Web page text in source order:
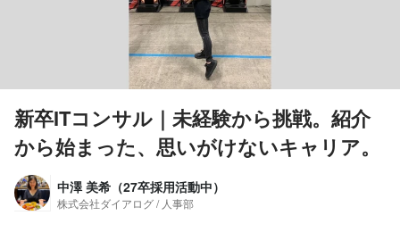
新卒ITコンサル｜未経験から挑戦。紹介
から始まった、思いがけないキャリア。
中澤 美希（27卒採用活動中）
株式会社ダイアログ / 人事部